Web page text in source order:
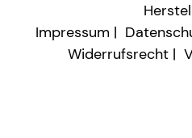
Impressum
Widerrufsrecht